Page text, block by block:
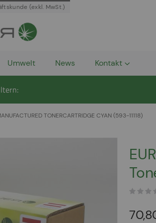
(exkl. MwSt.)
Umwelt News Kontakt
TONERCARTRIDGE CYAN (593-11118)